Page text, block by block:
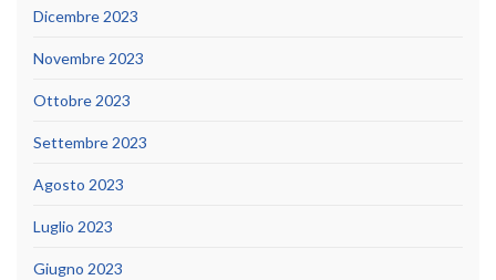
Dicembre 2023
Novembre 2023
Ottobre 2023
Settembre 2023
Agosto 2023
Luglio 2023
Giugno 2023